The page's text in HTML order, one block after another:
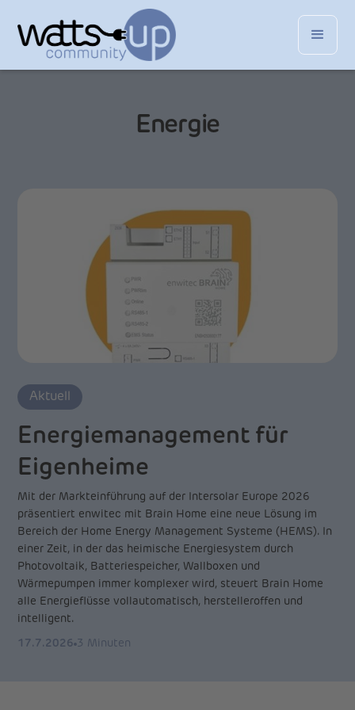
Energie
Energiemanagement für
Eigenheime
Mit der Markteinführung auf der Intersolar Europe 2026
präsentiert enwitec mit Brain Home eine neue Lösung im
Bereich der Home Energy Management Systeme (HEMS). In
einer Zeit, in der das heimische Energiesystem durch
Photovoltaik, Batteriespeicher, Wallboxen und
Wärmepumpen immer komplexer wird, steuert Brain Home
alle Energieflüsse vollautomatisch, herstelleroffen und
intelligent.
Aktuell
17.7.2026 3 Minuten